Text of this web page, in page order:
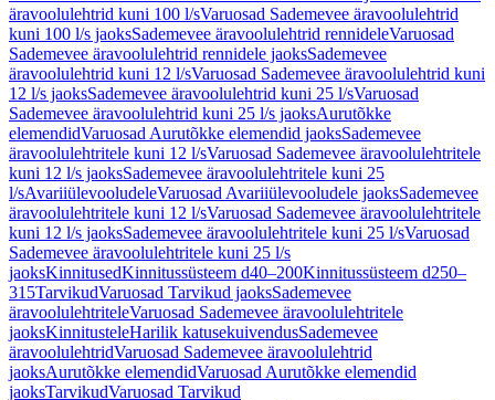
äravoolulehtrid kuni 100 l/sVaruosad Sademevee äravoolulehtrid
kuni 100 l/s jaoksSademevee äravoolulehtrid rennideleVaruosad
Sademevee äravoolulehtrid rennidele jaoksSademevee
äravoolulehtrid kuni 12 l/sVaruosad Sademevee äravoolulehtrid kuni
12 l/s jaoksSademevee äravoolulehtrid kuni 25 l/sVaruosad
Sademevee äravoolulehtrid kuni 25 l/s jaoksAurutõkke
elemendidVaruosad Aurutõkke elemendid jaoksSademevee
äravoolulehtritele kuni 12 l/sVaruosad Sademevee äravoolulehtritele
kuni 12 l/s jaoksSademevee äravoolulehtritele kuni 25
l/sAvariiülevooludeleVaruosad Avariiülevooludele jaoksSademevee
äravoolulehtritele kuni 12 l/sVaruosad Sademevee äravoolulehtritele
kuni 12 l/s jaoksSademevee äravoolulehtritele kuni 25 l/sVaruosad
Sademevee äravoolulehtritele kuni 25 l/s
jaoksKinnitusedKinnitussüsteem d40–200Kinnitussüsteem d250–
315TarvikudVaruosad Tarvikud jaoksSademevee
äravoolulehtriteleVaruosad Sademevee äravoolulehtritele
jaoksKinnitusteleHarilik katusekuivendusSademevee
äravoolulehtridVaruosad Sademevee äravoolulehtrid
jaoksAurutõkke elemendidVaruosad Aurutõkke elemendid
jaoksTarvikudVaruosad Tarvikud